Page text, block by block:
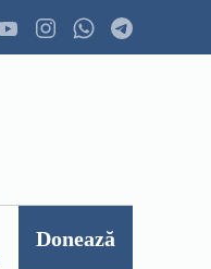
Donează